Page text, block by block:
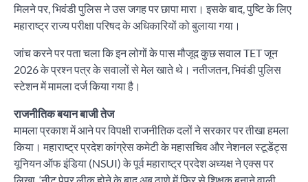
मिलने पर, भिवंडी पुलिस ने उस जगह पर छापा मारा। इसके बाद, पुष्टि के लिए
महाराष्ट्र राज्य परीक्षा परिषद के अधिकारियों को बुलाया गया।
जांच करने पर पता चला कि इन लोगों के पास मौजूद कुछ सवाल TET जून
2026 के प्रश्न पत्र के सवालों से मेल खाते थे। नतीजतन, भिवंडी पुलिस
स्टेशन में मामला दर्ज किया गया है।
राजनीतिक बयान बाजी तेज
मामला प्रकाश में आने पर विपक्षी राजनीतिक दलों ने सरकार पर तीखा हमला
किया। महाराष्ट्र प्रदेश कांग्रेस कमेटी के महासचिव और नेशनल स्टूडेंट्स
यूनियन ऑफ इंडिया (NSUI) के पूर्व महाराष्ट्र प्रदेश अध्यक्ष ने एक्स पर